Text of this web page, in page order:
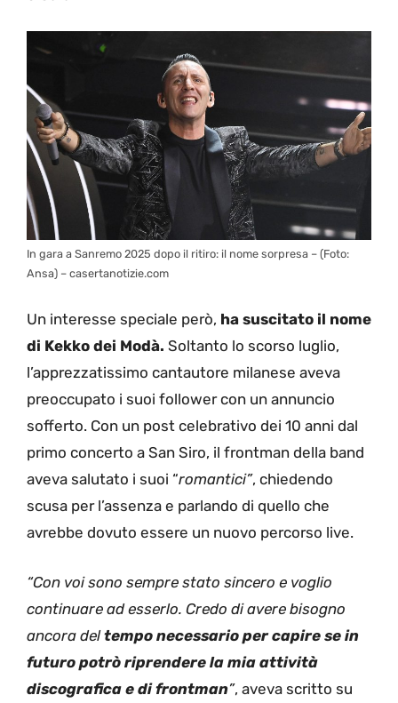
In gara a Sanremo 2025 dopo il ritiro: il nome sorpresa – (Foto:
Ansa) – casertanotizie.com
Un interesse speciale però, ha suscitato il nome
di Kekko dei Modà. Soltanto lo scorso luglio,
l’apprezzatissimo cantautore milanese aveva
preoccupato i suoi follower con un annuncio
sofferto. Con un post celebrativo dei 10 anni dal
primo concerto a San Siro, il frontman della band
aveva salutato i suoi “romantici”, chiedendo
scusa per l’assenza e parlando di quello che
avrebbe dovuto essere un nuovo percorso live.
“Con voi sono sempre stato sincero e voglio
continuare ad esserlo. Credo di avere bisogno
ancora deltempo necessario per capire se in
futuro potrò riprendere la mia attività
discografica e di frontman”, aveva scritto su